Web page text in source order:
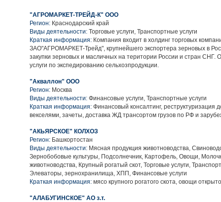
"АГРОМАРКЕТ-ТРЕЙД-К" ООО
Регион: Краснодарский край
Виды деятельности: Торговые услуги, Транспортные услуги
Краткая информация: Компания входит в холдинг торговых
ЗАО"АГРОМАРКЕТ-Трейд", крупнейшего экспортера зерновых в
закупки зерновых и масличных на територии России и стран СНГ.
услуги по экспедированию сельхозпродукции.
"Акваллон" ООО
Регион: Москва
Виды деятельности: Финансовые услуги, Транспортные услуги
Краткая информация: Финансовый консалтинг, реструктуризация
векселями, зачеты, доставка ЖД трансортом грузов по РФ и
"АКЬЯРСКОЕ" КОЛХОЗ
Регион: Башкортостан
Виды деятельности: Мясная продукция животноводства,
Зернобобовые культуры, Подсолнечник, Картофель, Овощи,
животноводства, Крупный рогатый скот, Торговые услуги,
Элеваторы, зернохранилища, ХПП, Финансовые услуги
Краткая информация: мясо крупного рогатого скота, овощи
"АЛАБУГИНСКОЕ" АО з.т.